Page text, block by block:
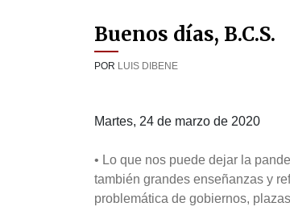
Buenos días, B.C.S.
POR LUIS DIBENE
Martes, 24 de marzo de 2020
• Lo que nos puede dejar la
también grandes enseñanzas y
problemática de gobiernos,